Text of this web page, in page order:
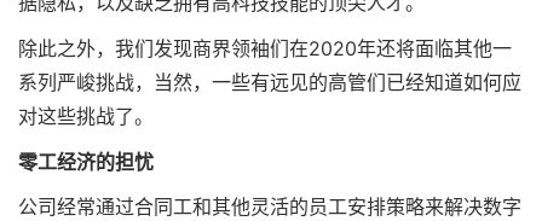
除此之外，我们发现商界领袖们在2020年还将面临其他一
系列严峻挑战，当然，一些有远见的高管们已经知道如何应
对这些挑战了。
零工经济的担忧
公司经常通过合同工和其他灵活的员工安排策略来解决数字